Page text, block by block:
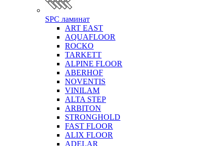
SPC ламинат
ART EAST
AQUAFLOOR
ROCKO
TARKETT
ALPINE FLOOR
ABERHOF
NOVENTIS
VINILAM
ALTA STEP
ARBITON
STRONGHOLD
FAST FLOOR
ALIX FLOOR
ADELAR